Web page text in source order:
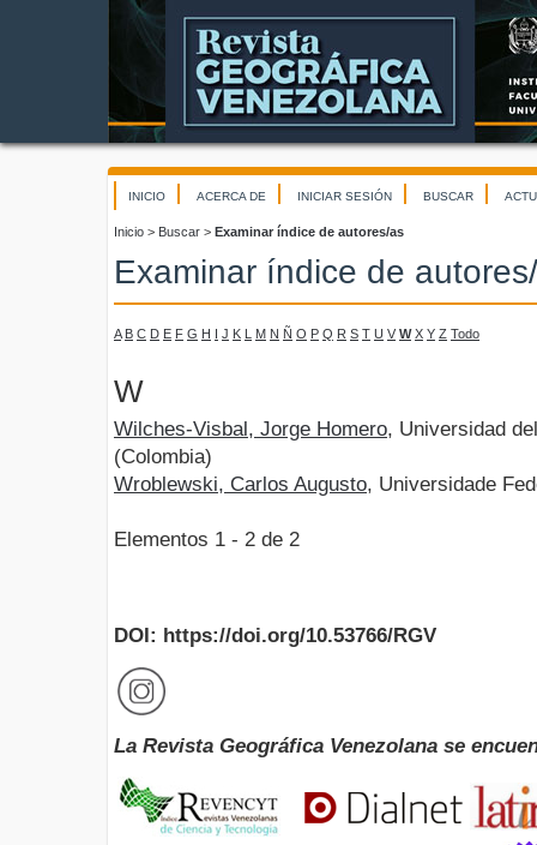
INICIO ACERCA DE INICIAR SESIÓN BUSCAR
Inicio > Buscar > Examinar índice de autores/as
Examinar índice de
A B C D E F G H I J K L M N Ñ O P Q R S T U V W X Y Z Todo
W
Wilches-Visbal, Jorge Homero, Universidad
(Colombia)
Wroblewski, Carlos Augusto, Universidade
Elementos 1 - 2 de 2
DOI: https://doi.org/10.53766/RGV
La Revista Geográfica Venezolana se